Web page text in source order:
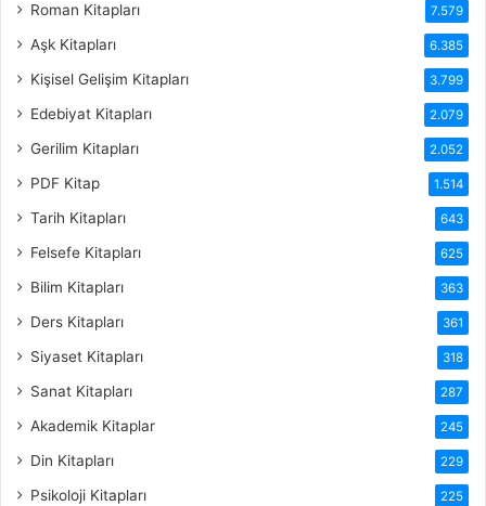
Roman Kitapları 7.579
Aşk Kitapları 6.385
Kişisel Gelişim Kitapları 3.799
Edebiyat Kitapları 2.079
Gerilim Kitapları 2.052
PDF Kitap 1.514
Tarih Kitapları 643
Felsefe Kitapları 625
Bilim Kitapları 363
Ders Kitapları 361
Siyaset Kitapları 318
Sanat Kitapları 287
Akademik Kitaplar 245
Din Kitapları 229
Psikoloji Kitapları 225